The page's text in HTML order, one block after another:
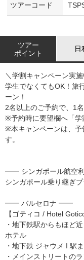
ツアーコード
ツアー
ポイント
日
＼学割キャンペーン実施
学生でなくてもOK！旅
ーン！
2名以上のご予約で、1
※予約時に要望欄へ「学
※本キャンペーンは、予
す。
━━ シンガポール航空
シンガポール乗り継ぎ
━━ バルセロナ ━━
【ゴティコ / Hotel
・地下鉄駅からもほど
ホテル
・地下鉄 ジャウメ I 駅
・メインストリートの